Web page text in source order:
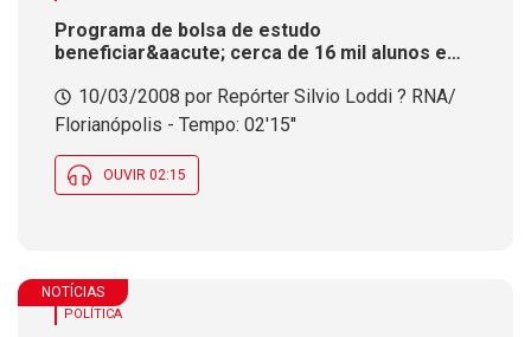
Programa de bolsa de estudo
beneficiar&aacute; cerca de 16 mil alunos em
10/03/2008 por Repórter Silvio Loddi ? RNA/
Florianópolis - Tempo: 02'15''
OUVIR 02:15
NOTÍCIAS
POLÍTICA